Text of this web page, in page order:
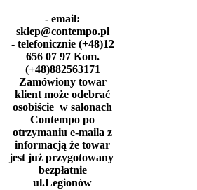
- email:
sklep@contempo.pl
- telefonicznie (+48)12
656 07 97 Kom.
(+48)882563171
Zamówiony towar
klient może odebrać
osobiście w salonach
Contempo po
otrzymaniu e-maila z
informacją że towar
jest już przygotowany
bezpłatnie
ul.Legionów